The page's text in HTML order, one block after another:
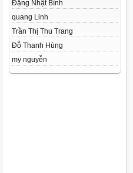
Đặng Nhật Bình
quang Linh
Trần Thị Thu Trang
Đỗ Thanh Hùng
my nguyễn